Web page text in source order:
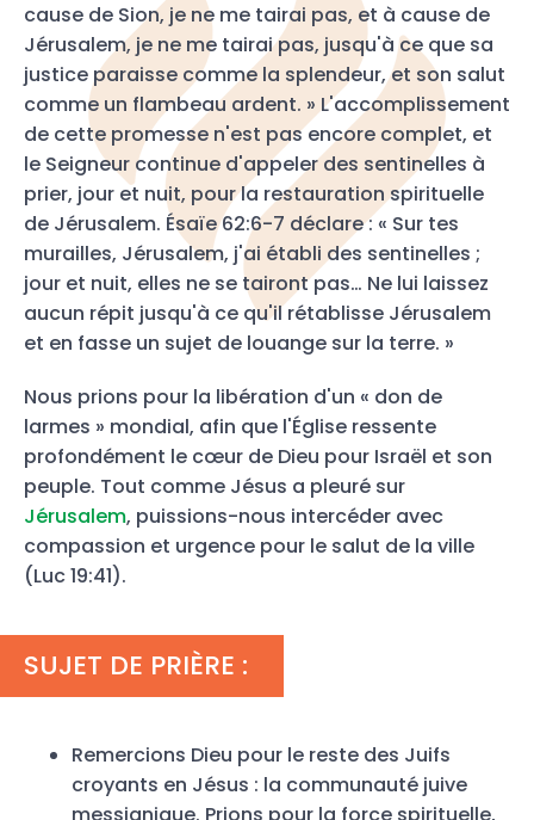
cause de Sion, je ne me tairai pas, et à cause de
Jérusalem, je ne me tairai pas, jusqu'à ce que sa
justice paraisse comme la splendeur, et son salut
comme un flambeau ardent. » L'accomplissement
de cette promesse n'est pas encore complet, et
le Seigneur continue d'appeler des sentinelles à
prier, jour et nuit, pour la restauration spirituelle
de Jérusalem. Ésaïe 62:6-7 déclare : « Sur tes
murailles, Jérusalem, j'ai établi des sentinelles ;
jour et nuit, elles ne se tairont pas… Ne lui laissez
aucun répit jusqu'à ce qu'il rétablisse Jérusalem
et en fasse un sujet de louange sur la terre. »
Nous prions pour la libération d'un « don de
larmes » mondial, afin que l'Église ressente
profondément le cœur de Dieu pour Israël et son
peuple. Tout comme Jésus a pleuré sur
Jérusalem, puissions-nous intercéder avec
compassion et urgence pour le salut de la ville
(Luc 19:41).
SUJET DE PRIÈRE :
Remercions Dieu pour le reste des Juifs
croyants en Jésus : la communauté juive